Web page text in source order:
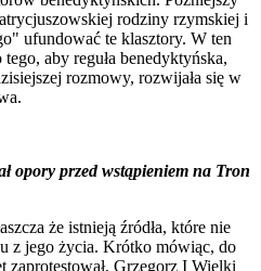
rodziny rzymskiej i
ufundować te klasztory. W ten
aby reguła benedyktyńska,
rozmowy, rozwijała się w
opory przed wstąpieniem na Tron
że istnieją źródła, które nie
z jego życia. Krótko mówiąc, do
Grzegorz I Wielki